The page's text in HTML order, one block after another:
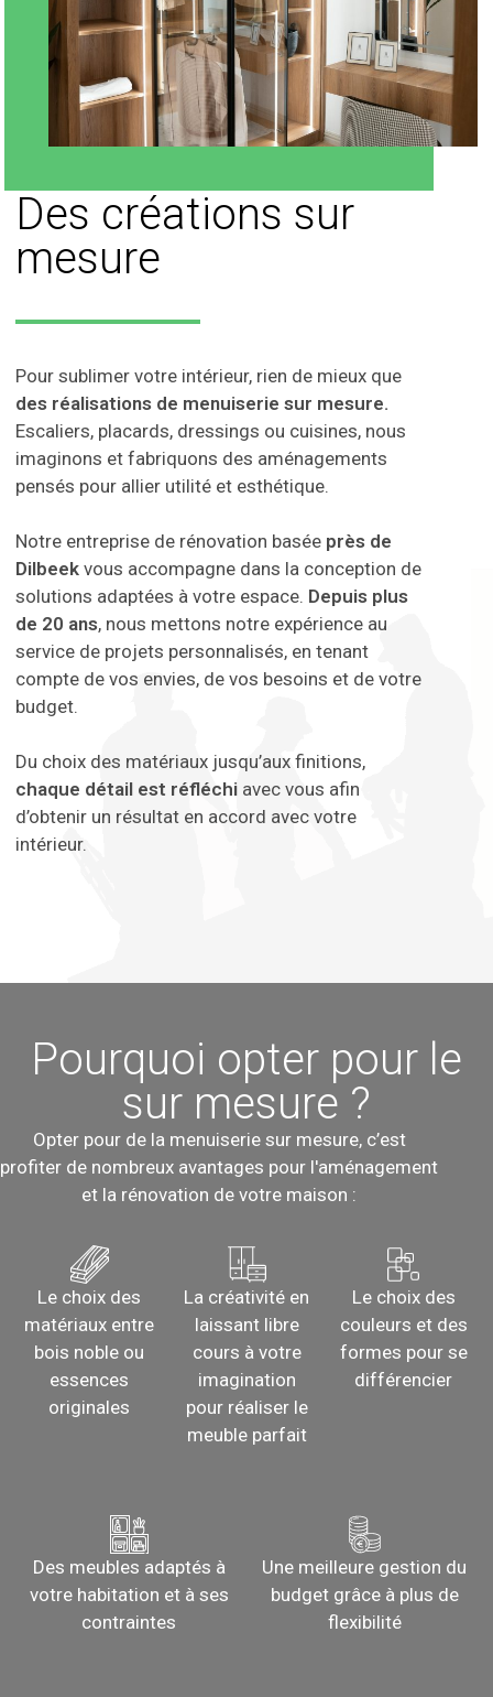
Des créations sur
mesure
Pour sublimer votre intérieur, rien de mieux que
des réalisations de menuiserie sur mesure.
Escaliers, placards, dressings ou cuisines, nous
imaginons et fabriquons des aménagements
pensés pour allier utilité et esthétique.
Notre entreprise de rénovation basée près de
Dilbeek vous accompagne dans la conception de
solutions adaptées à votre espace. Depuis plus
de 20 ans, nous mettons notre expérience au
service de projets personnalisés, en tenant
compte de vos envies, de vos besoins et de votre
budget.
Du choix des matériaux jusqu’aux finitions,
chaque détail est réfléchi avec vous afin
d’obtenir un résultat en accord avec votre
intérieur.
Pourquoi opter pour le
sur mesure ?
Opter pour de la menuiserie sur mesure, c’est
profiter de nombreux avantages pour l'aménagement
et la rénovation de votre maison :
Le choix des
matériaux entre
bois noble ou
essences
originales
La créativité en
laissant libre
cours à votre
imagination
pour réaliser le
meuble parfait
Le choix des
couleurs et des
formes pour se
différencier
Des meubles adaptés à
votre habitation et à ses
contraintes
Une meilleure gestion du
budget grâce à plus de
flexibilité